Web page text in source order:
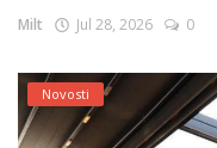
Milt Jul 28, 2026 0
Novosti